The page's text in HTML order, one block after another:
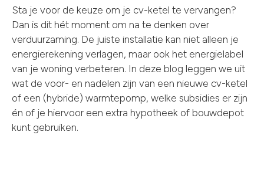
Sta je voor de keuze om je cv-ketel te vervangen?
Dan is dit hét moment om na te denken over
verduurzaming. De juiste installatie kan niet alleen je
energierekening verlagen, maar ook het energielabel
van je woning verbeteren. In deze blog leggen we uit
wat de voor- en nadelen zijn van een nieuwe cv-ketel
of een (hybride) warmtepomp, welke subsidies er zijn
én of je hiervoor een extra hypotheek of bouwdepot
kunt gebruiken.